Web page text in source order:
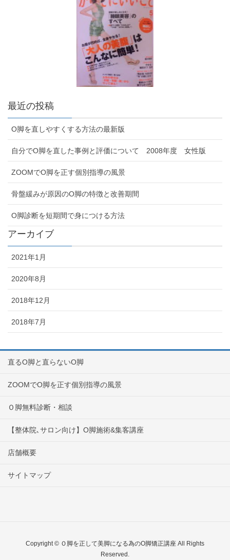
最近の投稿
O脚を直しやすくする方法の最新版
自分でO脚を直した事例と評価について 2008年度 女性版
ZOOMでO脚を正す個別指導の風景
骨盤緩みが原因のO脚の特徴と改善期間
O脚診断を短期間で身につける方法
アーカイブ
2021年1月
2020年8月
2018年12月
2018年7月
直るO脚と直らないO脚
ZOOMでO脚を正す個別指導の風景
Ｏ脚無料診断・相談
【整体院､サロン向け】O脚施術&集客講座
店舗概要
サイトマップ
Copyright © Ｏ脚を正して美脚になる為のO脚矯正講座 All Rights
Reserved.